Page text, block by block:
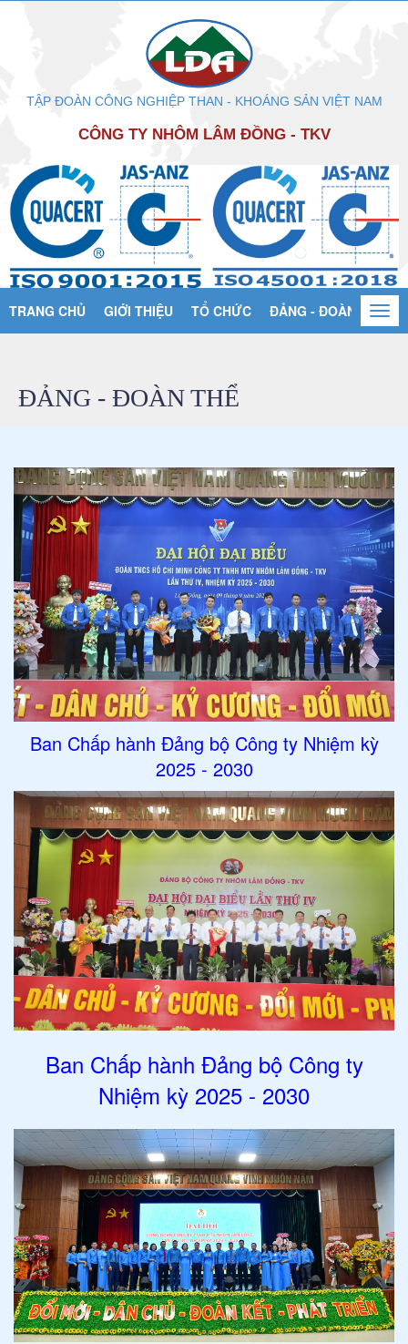
TẬP ĐOÀN CÔNG NGHIỆP THAN - KHOÁNG SẢN VIỆT NAM
CÔNG TY NHÔM LÂM ĐỒNG - TKV
TRANG CHỦ GIỚI THIỆU TỔ CHỨC ĐẢNG - ĐOÀN THỂ
ĐẢNG - ĐOÀN THỂ
Ban Chấp hành Đảng bộ Công ty Nhiệm kỳ
2025 - 2030
Ban Chấp hành Đảng bộ Công ty
Nhiệm kỳ 2025 - 2030